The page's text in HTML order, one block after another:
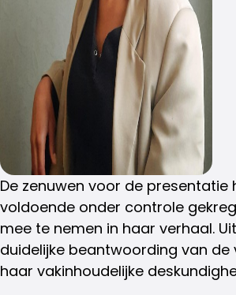
De zenuwen voor de presentatie
voldoende onder controle
mee te nemen in haar verhaal.
duidelijke beantwoording van de
haar vakinhoudelijke